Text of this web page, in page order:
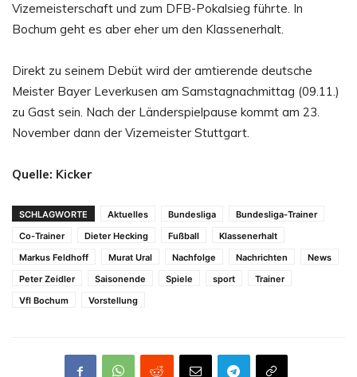
Vizemeisterschaft und zum DFB-Pokalsieg führte. In
Bochum geht es aber eher um den Klassenerhalt.
Direkt zu seinem Debüt wird der amtierende deutsche
Meister Bayer Leverkusen am Samstagnachmittag (09.11.)
zu Gast sein. Nach der Länderspielpause kommt am 23.
November dann der Vizemeister Stuttgart.
Quelle: Kicker
SCHLAGWORTE Aktuelles Bundesliga
Bundesliga-Trainer
Co-Trainer
Dieter Hecking Fußball
Klassenerhalt
Markus Feldhoff
Murat Ural Nachfolge Nachrichten
News
Peter Zeidler
Saisonende Spiele sport
Trainer
Vfl Bochum
Vorstellung